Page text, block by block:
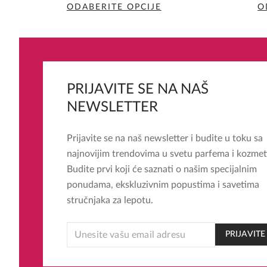
ODABERITE OPCIJE
proizvod
varijanti.
mogu
stranici
PRIJAVITE SE NA NAŠ
NEWSLETTER
Prijavite se na naš newsletter i budite u toku sa
najnovijim trendovima u svetu parfema i
Budite prvi koji će saznati o našim specijalnim
ponudama, ekskluzivnim popustima i savetima
stručnjaka za lepotu.
PRIJAVITE